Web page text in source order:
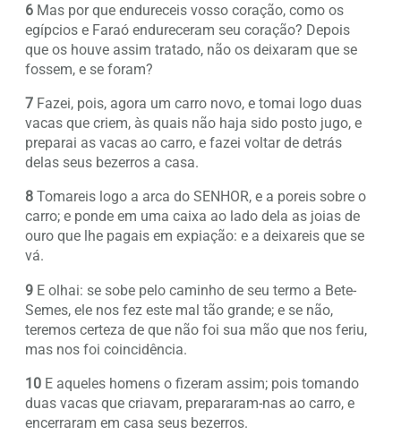
6 Mas por que endureceis vosso coração, como os
egípcios e Faraó endureceram seu coração? Depois
que os houve assim tratado, não os deixaram que se
fossem, e se foram?
7 Fazei, pois, agora um carro novo, e tomai logo duas
vacas que criem, às quais não haja sido posto jugo, e
preparai as vacas ao carro, e fazei voltar de detrás
delas seus bezerros a casa.
8 Tomareis logo a arca do SENHOR, e a poreis sobre o
carro; e ponde em uma caixa ao lado dela as joias de
ouro que lhe pagais em expiação: e a deixareis que se
vá.
9 E olhai: se sobe pelo caminho de seu termo a Bete-
Semes, ele nos fez este mal tão grande; e se não,
teremos certeza de que não foi sua mão que nos feriu,
mas nos foi coincidência.
10 E aqueles homens o fizeram assim; pois tomando
duas vacas que criavam, prepararam-nas ao carro, e
encerraram em casa seus bezerros.